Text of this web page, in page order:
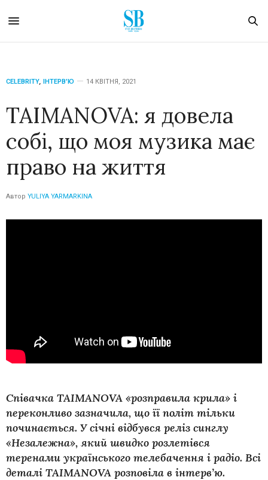
CELEBRITY, ІНТЕРВ'Ю 14 КВІТНЯ, 2021
TAIMANOVA: я довела
собі, що моя музика має
право на життя
Автор YULIYA YARMARKINA
Співачка TAIMANOVA «розправила крила» і
переконливо зазначила, що її політ тільки
починається. У січні відбувся реліз синглу
«Незалежна», який швидко розлетівся
теренами українського телебачення і радіо. Всі
деталі TAIMANOVA розповіла в інтерв’ю.